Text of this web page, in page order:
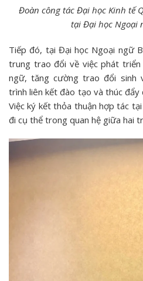
Đoàn công tác Đại học Kinh tế
tại Đại học Ngoại
Tiếp đó, tại Đại học Ngoại ngữ
trung trao đổi về việc phát
ngữ, tăng cường trao đổi sinh
trình liên kết đào tạo và thúc đẩy
Việc ký kết thỏa thuận hợp tác
đi cụ thể trong quan hệ giữa hai